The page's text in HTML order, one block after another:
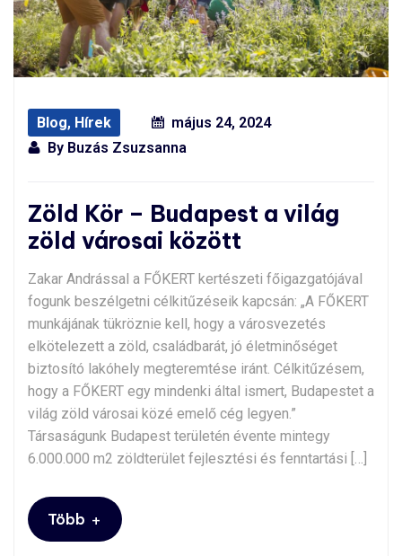
Blog, Hírek
május 24, 2024
By Buzás Zsuzsanna
Zöld Kör – Budapest a világ
zöld városai között
Zakar Andrással a FŐKERT kertészeti főigazgatójával
fogunk beszélgetni célkitűzéseik kapcsán: „A FŐKERT
munkájának tükröznie kell, hogy a városvezetés
elkötelezett a zöld, családbarát, jó életminőséget
biztosító lakóhely megteremtése iránt. Célkitűzésem,
hogy a FŐKERT egy mindenki által ismert, Budapestet a
világ zöld városai közé emelő cég legyen.”
Társaságunk Budapest területén évente mintegy
6.000.000 m2 zöldterület fejlesztési és fenntartási […]
Több +